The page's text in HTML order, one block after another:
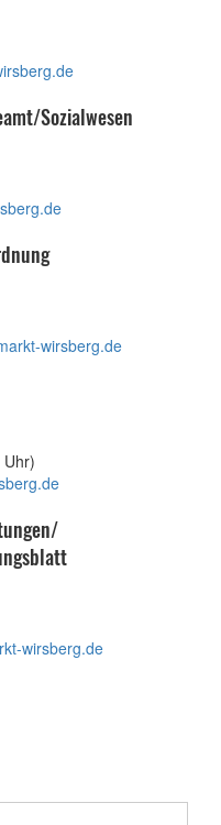
Sozialwesen
wirsberg.de
wirsberg.de